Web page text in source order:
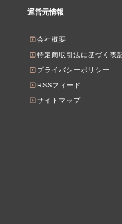
運営元情報
会社概要
特定商取引法に基づく表
プライバシーポリシー
RSSフィード
サイトマップ